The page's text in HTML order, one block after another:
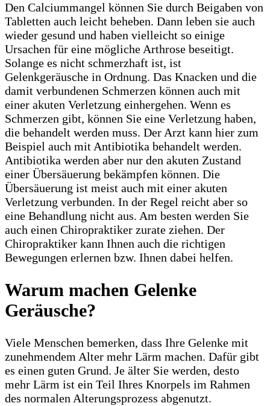
Den Calciummangel können Sie durch Beigaben von
Tabletten auch leicht beheben. Dann leben sie auch
wieder gesund und haben vielleicht so einige
Ursachen für eine mögliche Arthrose beseitigt.
Solange es nicht schmerzhaft ist, ist
Gelenkgeräusche in Ordnung. Das Knacken und die
damit verbundenen Schmerzen können auch mit
einer akuten Verletzung einhergehen. Wenn es
Schmerzen gibt, können Sie eine Verletzung haben,
die behandelt werden muss. Der Arzt kann hier zum
Beispiel auch mit Antibiotika behandelt werden.
Antibiotika werden aber nur den akuten Zustand
einer Übersäuerung bekämpfen können. Die
Übersäuerung ist meist auch mit einer akuten
Verletzung verbunden. In der Regel reicht aber so
eine Behandlung nicht aus. Am besten werden Sie
auch einen Chiropraktiker zurate ziehen. Der
Chiropraktiker kann Ihnen auch die richtigen
Bewegungen erlernen bzw. Ihnen dabei helfen.
Warum machen Gelenke
Geräusche?
Viele Menschen bemerken, dass Ihre Gelenke mit
zunehmendem Alter mehr Lärm machen. Dafür gibt
es einen guten Grund. Je älter Sie werden, desto
mehr Lärm ist ein Teil Ihres Knorpels im Rahmen
des normalen Alterungsprozess abgenutzt.